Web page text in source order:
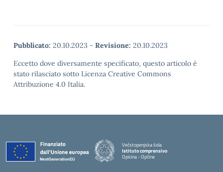
Pubblicato: 20.10.2023 - Revisione: 20.10.2023
Eccetto dove diversamente specificato, questo articolo è
stato rilasciato sotto Licenza Creative Commons
Attribuzione 4.0 Italia.
Večstopenjska šola
Istituto comprensivo
Opicina - Opčine